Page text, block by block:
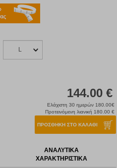
L
144.00 €
Ελάχιστη 30 ημερών 180.00€
Προτεινόμενη λιανική 180.00 €
ΠΡΟΣΘΗΚΗ ΣΤΟ ΚΑΛΑΘΙ
ΑΝΑΛΥΤΙΚΑ
ΧΑΡΑΚΤΗΡΙΣΤΙΚΑ